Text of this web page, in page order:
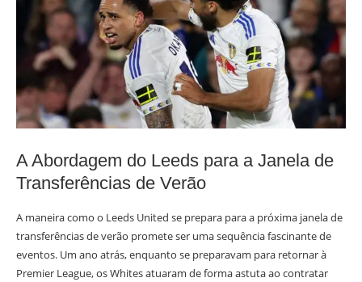
A Abordagem do Leeds para a Janela de
Transferências de Verão
A maneira como o Leeds United se prepara para a próxima janela de
transferências de verão promete ser uma sequência fascinante de
eventos. Um ano atrás, enquanto se preparavam para retornar à
Premier League, os Whites atuaram de forma astuta ao contratar